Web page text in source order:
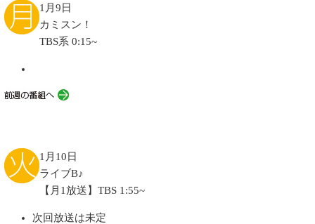
1月9日
カミスン！
TBS系 0:15~
1月10日
ライブB♪
【月1放送】TBS 1:55~
次回放送は未定